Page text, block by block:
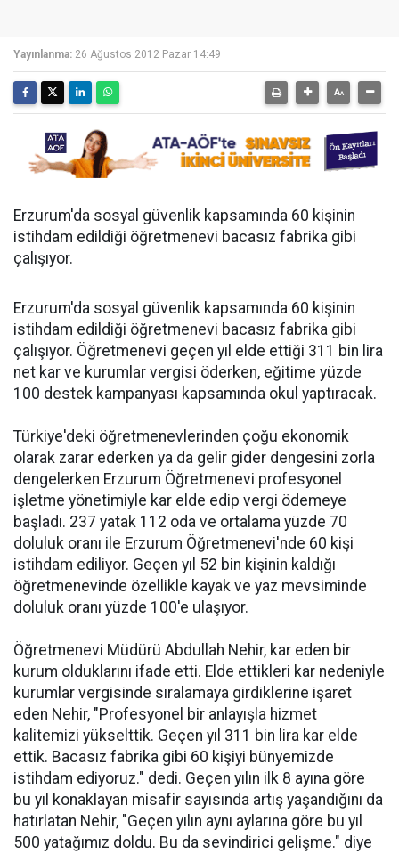
Yayınlanma: 26 Ağustos 2012 Pazar 14:49
Erzurum'da sosyal güvenlik kapsamında 60 kişinin
istihdam edildiği öğretmenevi bacasız fabrika gibi
çalışıyor.
Erzurum'da sosyal güvenlik kapsamında 60 kişinin
istihdam edildiği öğretmenevi bacasız fabrika gibi
çalışıyor. Öğretmenevi geçen yıl elde ettiği 311 bin lira
net kar ve kurumlar vergisi öderken, eğitime yüzde
100 destek kampanyası kapsamında okul yaptıracak.
Türkiye'deki öğretmenevlerinden çoğu ekonomik
olarak zarar ederken ya da gelir gider dengesini zorla
dengelerken Erzurum Öğretmenevi profesyonel
işletme yönetimiyle kar elde edip vergi ödemeye
başladı. 237 yatak 112 oda ve ortalama yüzde 70
doluluk oranı ile Erzurum Öğretmenevi'nde 60 kişi
istihdam ediliyor. Geçen yıl 52 bin kişinin kaldığı
öğretmenevinde özellikle kayak ve yaz mevsiminde
doluluk oranı yüzde 100'e ulaşıyor.
Öğretmenevi Müdürü Abdullah Nehir, kar eden bir
kurum olduklarını ifade etti. Elde ettikleri kar nedeniyle
kurumlar vergisinde sıralamaya girdiklerine işaret
eden Nehir, "Profesyonel bir anlayışla hizmet
kalitemizi yükselttik. Geçen yıl 311 bin lira kar elde
ettik. Bacasız fabrika gibi 60 kişiyi bünyemizde
istihdam ediyoruz." dedi. Geçen yılın ilk 8 ayına göre
bu yıl konaklayan misafir sayısında artış yaşandığını da
hatırlatan Nehir, "Geçen yılın aynı aylarına göre bu yıl
500 yatağımız doldu. Bu da sevindirici gelişme." diye